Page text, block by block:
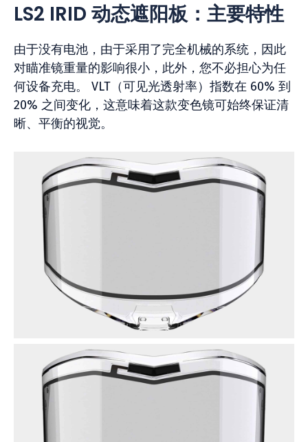
LS2 IRID 动态遮阳板：主要特性
由于没有电池，由于采用了完全机械的系统，因此
对瞄准镜重量的影响很小，此外，您不必担心为任
何设备充电。 VLT（可见光透射率）指数在 60% 到
20% 之间变化，这意味着这款变色镜可始终保证清
晰、平衡的视觉。